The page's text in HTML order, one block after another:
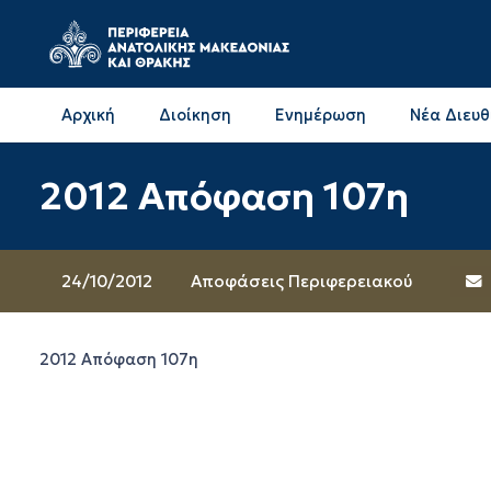
Αρχική Διοίκηση Ενημέρωση Νέα
2012 Aπόφαση 107η
24/10/2012 Αποφάσεις Περιφερειακού
2012 Aπόφαση 107η